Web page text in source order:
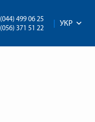
УКР
(044) 499 06 25
(056) 371 51 22